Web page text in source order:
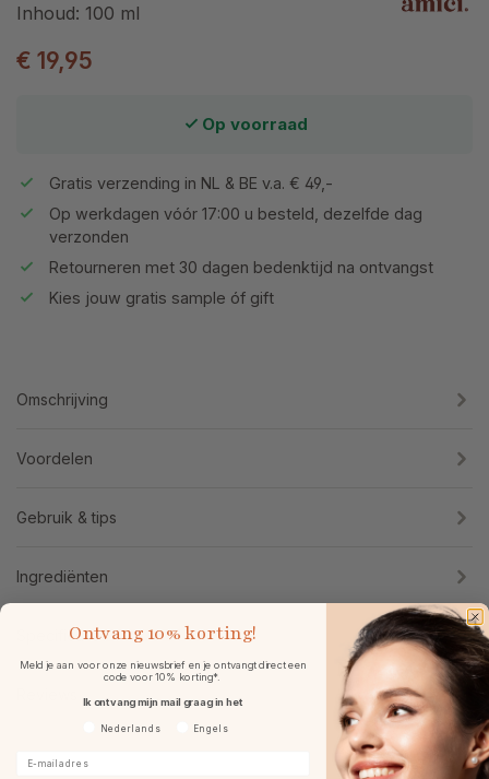
Inhoud: 100 ml
€ 19,95
Op voorraad
Gratis verzending in NL & BE v.a. € 49,-
Op werkdagen vóór 17:00 u besteld, dezelfde dag
verzonden
Retourneren met 30 dagen bedenktijd na ontvangst
Kies jouw gratis sample óf gift
Omschrijving
Voordelen
Gebruik & tips
Ingrediënten
Specificaties
Ontvang 10% korting!
Meld je aan voor onze nieuwsbrief en je ontvangt direct een
code voor 10% korting*.
Ik ontvang mijn mail graag in het
Voorkeurtaal
Nederlands Engels